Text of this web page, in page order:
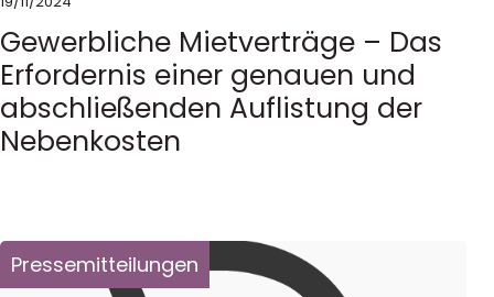
Gewerbliche Mietverträge – Das
Erfordernis einer genauen und
abschließenden Auflistung der
Nebenkosten
Pressemitteilungen